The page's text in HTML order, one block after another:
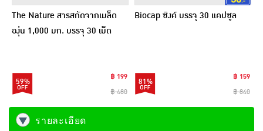
The Nature สารสกัดจากเมล็ด
องุ่น 1,000 มก. บรรจุ 30 เม็ด
59%
฿ 199
฿ 480
Biocap ซิงค์ บรรจุ 30 แคปซูล
81%
฿ 159
฿ 840
รายละเอียด